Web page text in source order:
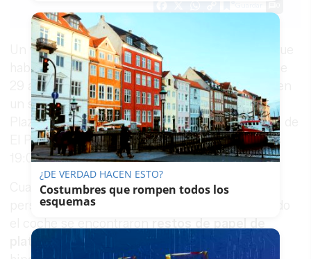
Facebook
X WhatsApp
Copy
Un vecino dio el aviso a laPolicía Nacional
había hallado el cuerpo sin vida de un hombre de
29 años en el interior de un vehículo aparcado en
un solar de la calle Carabela la Niña, cerca de la
Plaza de la Hispanidad, en la barriada Sericícola de
El Puerto. El fallecido encontrado ayer sobre las
19:00 horas, tenía antecedentes penales.
Cuando los agentes de la Policía Nacional se
personaron en el lugar donde estaba estacionado
, lo que les lleva a indicar como primera
¿DE VERDAD HACEN ESTO?
Costumbres que rompen todos los
esquemas